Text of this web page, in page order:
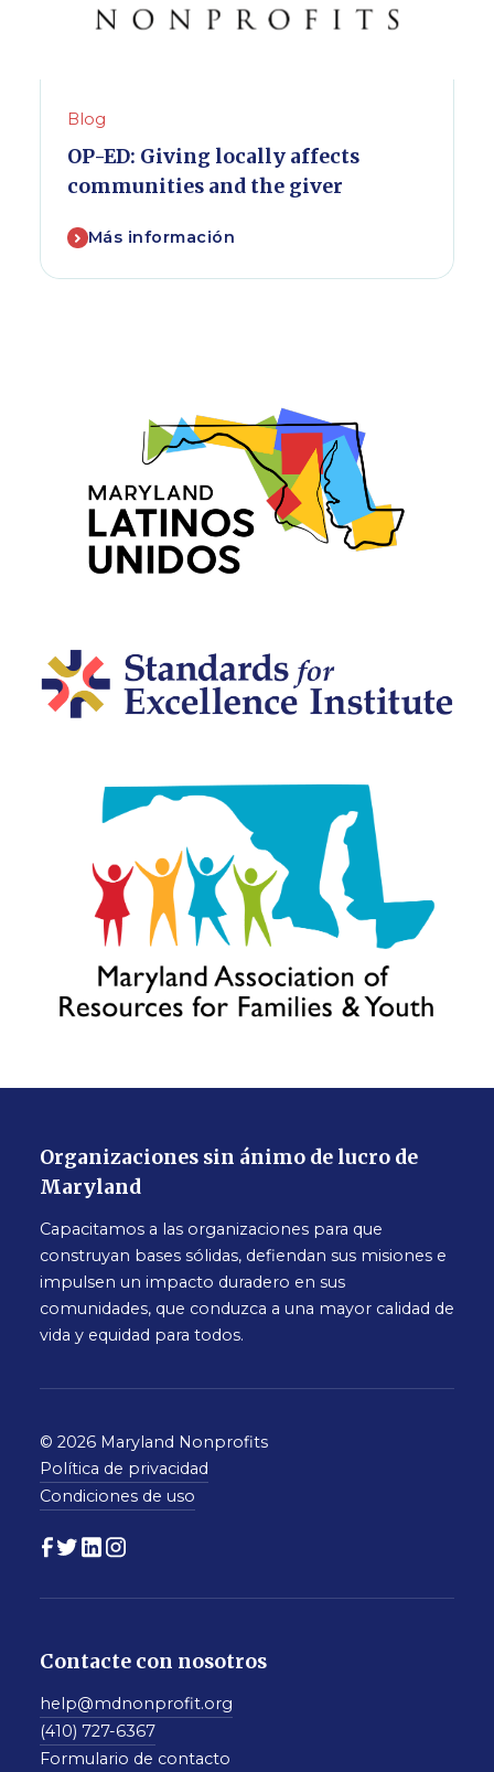
Blog
OP-ED: Giving locally affects
communities and the giver
Más información
Organizaciones sin ánimo de lucro de
Maryland
Capacitamos a las organizaciones para que
construyan bases sólidas, defiendan sus misiones e
impulsen un impacto duradero en sus
comunidades, que conduzca a una mayor calidad de
vida y equidad para todos.
© 2026 Maryland Nonprofits
Política de privacidad
Condiciones de uso
Contacte con nosotros
help@mdnonprofit.org
(410) 727-6367
Formulario de contacto